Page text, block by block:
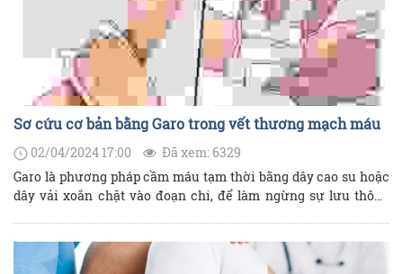
Sơ cứu cơ bản bằng Garo trong vết thương mạch máu
02/04/2024 17:00
Đã xem: 6329
Garo là phương pháp cầm máu tạm thời bằng dây cao su hoặc
dây vải xoắn chặt vào đoạn chi, để làm ngừng sự lưu thông